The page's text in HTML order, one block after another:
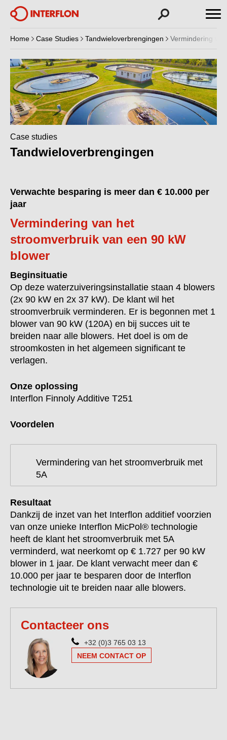
Home Case Studies Tandwieloverbrengingen Vermindering
Case studies
Tandwieloverbrengingen
Verwachte besparing is meer dan € 10.000 per
jaar
Vermindering van het
stroomverbruik van een 90 kW
blower
Beginsituatie
Op deze waterzuiveringsinstallatie staan 4 blowers
(2x 90 kW en 2x 37 kW). De klant wil het
stroomverbruik verminderen. Er is begonnen met 1
blower van 90 kW (120A) en bij succes uit te
breiden naar alle blowers. Het doel is om de
stroomkosten in het algemeen significant te
verlagen.
Onze oplossing
Interflon Finnoly Additive T251
Voordelen
Vermindering van het stroomverbruik met
5A
Resultaat
Dankzij de inzet van het Interflon additief voorzien
van onze unieke Interflon MicPol® technologie
heeft de klant het stroomverbruik met 5A
verminderd, wat neerkomt op € 1.727 per 90 kW
blower in 1 jaar. De klant verwacht meer dan €
10.000 per jaar te besparen door de Interflon
technologie uit te breiden naar alle blowers.
Contacteer ons
+32 (0)3 765 03 13
NEEM CONTACT OP